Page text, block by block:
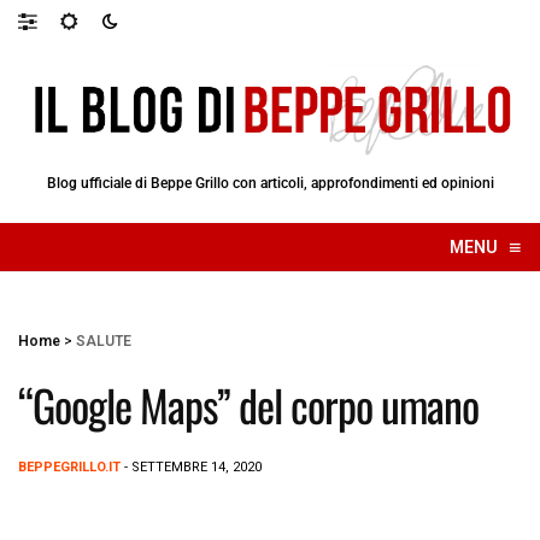
Blog ufficiale di Beppe Grillo con articoli, approfondimenti ed opinioni
MENU ≡
☰
Home > SALUTE
“Google Maps” del corpo umano
BEPPEGRILLO.IT - SETTEMBRE 14, 2020